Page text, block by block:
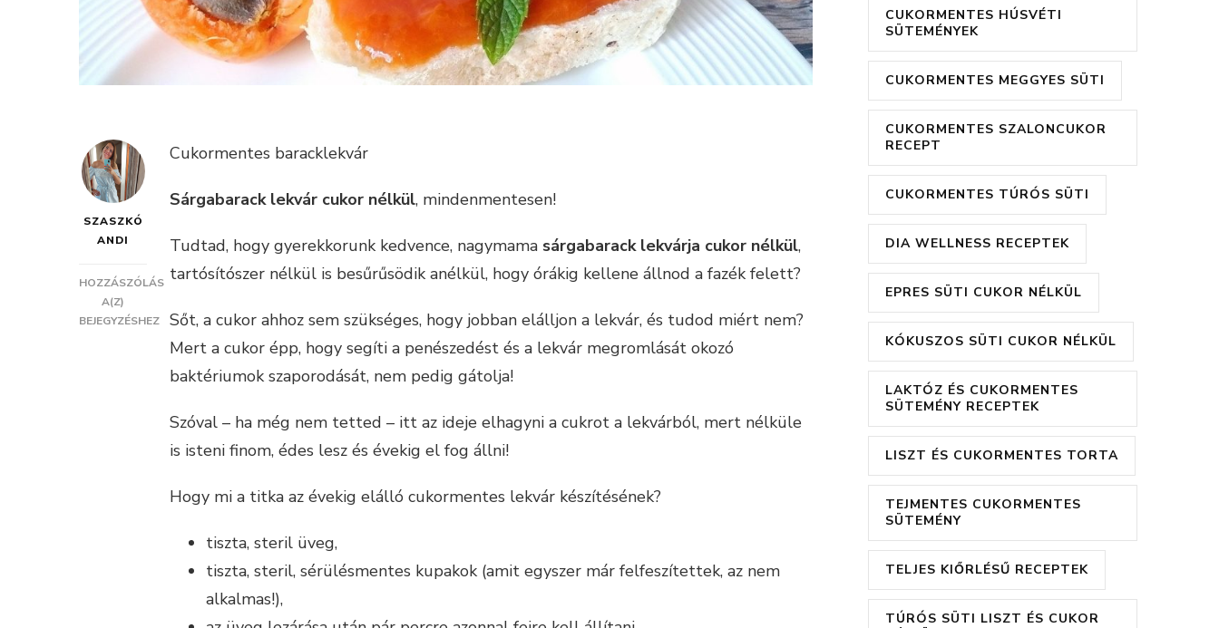
SZASZKÓ
ANDI
HOZZÁSZÓLÁS
A(Z)
BARACKLEKVÁR
TARTÓSÍTÓSZER
BEJEGYZÉSHEZ
Cukormentes baracklekvár
Sárgabarack lekvár cukor nélkül, mindenmentesen!
Tudtad, hogy gyerekkorunk kedvence, nagymama sárgabarack lekvárja cukor nélkül,
tartósítószer nélkül is besűrűsödik anélkül, hogy órákig kellene állnod a fazék felett?
Sőt, a cukor ahhoz sem szükséges, hogy jobban elálljon a lekvár, és tudod miért nem?
Mert a cukor épp, hogy segíti a penészedést és a lekvár megromlását okozó
baktériumok szaporodását, nem pedig gátolja!
Szóval – ha még nem tetted – itt az ideje elhagyni a cukrot a lekvárból, mert nélküle
is isteni finom, édes lesz és évekig el fog állni!
Hogy mi a titka az évekig elálló cukormentes lekvár készítésének?
tiszta, steril üveg,
tiszta, steril, sérülésmentes kupakok (amit egyszer már felfeszítettek, az nem
alkalmas!),
CUKORMENTES HÚSVÉTI
SÜTEMÉNYEK
CUKORMENTES MEGGYES SÜTI
CUKORMENTES SZALONCUKOR
RECEPT
CUKORMENTES TÚRÓS SÜTI
DIA WELLNESS RECEPTEK
EPRES SÜTI CUKOR NÉLKÜL
KÓKUSZOS SÜTI CUKOR NÉLKÜL
LAKTÓZ ÉS CUKORMENTES
SÜTEMÉNY RECEPTEK
LISZT ÉS CUKORMENTES TORTA
TEJMENTES CUKORMENTES
SÜTEMÉNY
TELJES KIŐRLÉSŰ RECEPTEK
TÚRÓS SÜTI LISZT ÉS CUKOR